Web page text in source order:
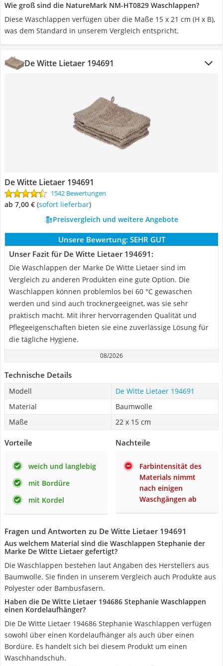
Wie groß sind die NatureMark NM-HT0829 Waschlappen?
Diese Waschlappen verfügen über die Maße 15 x 21 cm (H x B),
was dem Standard in unserem Vergleich entspricht.
De Witte Lietaer 194691
De Witte Lietaer 194691
1542 Bewertungen
ab 7,00 € ( Sofort lieferbar)
Preisvergleich und weitere Angebote
Unsere Bewertung: SEHR GUT
Unser Fazit für De Witte Lietaer 194691:
Die Waschlappen der Marke De Witte Lietaer sind im
Vergleich zu anderen Produkten eine gute Option. Die
Waschlappen können problemlos bei 60 °C gewaschen
werden und sind auch trocknergeeignet, was sie sehr
praktisch macht. Mit ihrer hervorragenden Qualität und
Pflegeeigenschaften bieten sie eine zuverlässige Lösung für
die tägliche Hygiene.
08/2026
Technische Details
Modell
De Witte Lietaer 194691
Material
Baumwolle
Maße
22 x 15 cm
Vorteile
weich und langlebig
mit Bordüre
mit Kordel
Nachteile
Farbintensität des
Materials nimmt
nach einigen
Waschgängen ab
Fragen und Antworten zu De Witte Lietaer 194691
Aus welchem Material sind die Waschlappen Stephanie der
Marke De Witte Lietaer gefertigt?
Die Waschlappen bestehen laut Angaben des Herstellers aus
Baumwolle. Sie finden in unserem Vergleich auch Produkte aus
Polyester oder Bambusfasern.
Haben die De Witte Lietaer 194686 Stephanie Waschlappen
einen Kordelaufhänger?
Die De Witte Lietaer 194686 Stephanie Waschlappen verfügen
sowohl über einen Kordelaufhänger als auch über einen
Bordüre. Es handelt sich bei diesem Produkt um einen
Waschhandschuh.